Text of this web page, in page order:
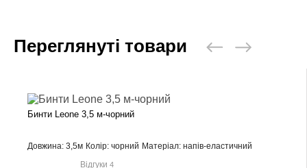
Переглянуті товари
Бинти Leone 3,5 м-чорний
Довжина: 3,5м Колір: чорний Матеріал: напів-еластичний
Відгуки4